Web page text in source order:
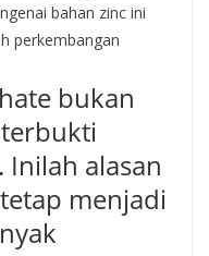
bahan zinc ini
perkembangan
bukan
alasan
menjadi